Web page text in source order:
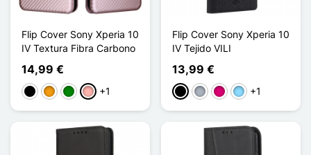
Flip Cover Sony Xperia 10
IV Textura Fibra Carbono
14,99 €
NegroNaranja
VerdeOro rosa
+1
Flip Cover Sony Xperia 10
IV Tejido VILI
13,99 €
NegroGris MagentaAzul claro
+1